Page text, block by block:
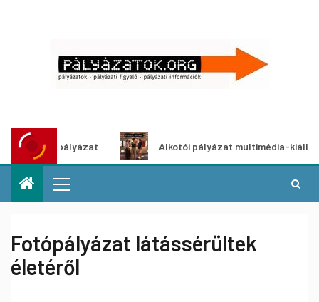
ötletpályázat Alkotói pályázat multimédia-kiállításhoz
Fotópályázat látássérültek
életéről